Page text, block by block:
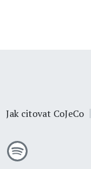
Jak citovat CoJeCo